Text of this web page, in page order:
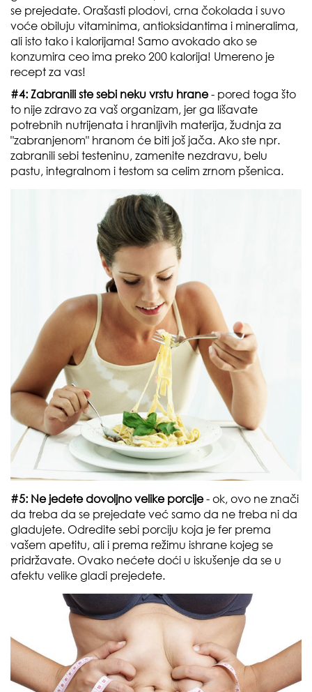
se prejedate. Orašasti plodovi, crna čokolada i suvo
voće obiluju vitaminima, antioksidantima i mineralima,
ali isto tako i kalorijama! Samo avokado ako se
konzumira ceo ima preko 200 kalorija! Umereno je
recept za vas!
#4: Zabranili ste sebi neku vrstu hrane- pored toga što
to nije zdravo za vaš organizam, jer ga lišavate
potrebnih nutrijenata i hranljivih materija, žudnja za
"zabranjenom" hranom će biti još jača. Ako ste npr.
zabranili sebi testeninu, zamenite nezdravu, belu
pastu, integralnom i testom sa celim zrnom pšenica.
#5: Ne jedete dovoljno velike porcije- ok, ovo ne znači
da treba da se prejedate već samo da ne treba ni da
gladujete. Odredite sebi porciju koja je fer prema
vašem apetitu, ali i prema režimu ishrane kojeg se
pridržavate. Ovako nećete doći u iskušenje da se u
afektu velike gladi prejedete.